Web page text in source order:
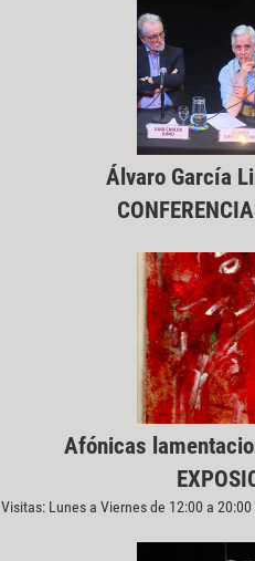
Álvaro García
Afónicas
Visitas: Lunes a Viernes de 12:00 a